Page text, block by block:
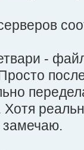
-
Хотя
замечаю.